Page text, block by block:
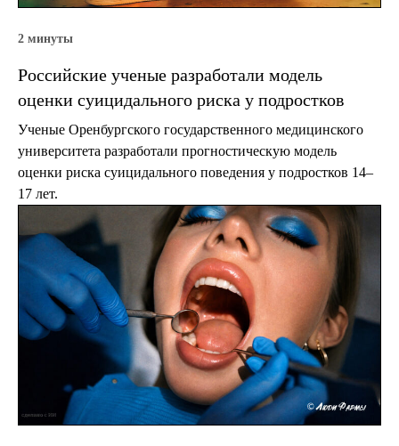
2 минуты
Российские ученые разработали модель
оценки суицидального риска у подростков
Ученые Оренбургского государственного медицинского
университета разработали прогностическую модель
оценки риска суицидального поведения у подростков 14–
17 лет.